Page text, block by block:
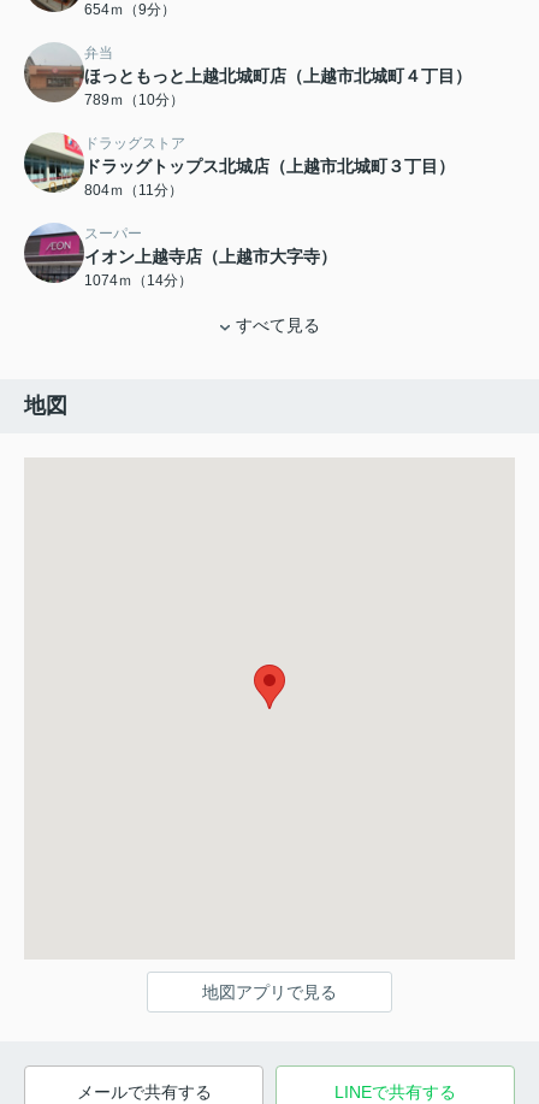
654ｍ（9分）
弁当
ほっともっと上越北城町店（上越市北城町４丁目）
789ｍ（10分）
ドラッグストア
ドラッグトップス北城店（上越市北城町３丁目）
804ｍ（11分）
スーパー
イオン上越寺店（上越市大字寺）
1074ｍ（14分）
すべて見る
地図
地図アプリで見る
メールで共有する LINEで共有する